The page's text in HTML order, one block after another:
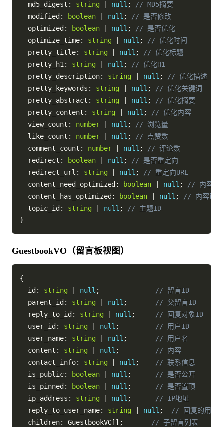
  md5_digest
: string null ;
// MD5摘要
  modified
: boolean null ;
// 是否修改
  optimized
: boolean null ;
// 是否优化
  optimize_time
: string null ;
// 优化时间
  pretty_title
: string null ;
// 优化标题
  pretty_h1
: string null ;
// 优化H1
  pretty_description
: string null ;
// 优化描述
  pretty_keywords
: string null ;
// 优化关键词
  pretty_abstract
: string null ;
// 优化摘要
  pretty_content
: string null ;
// 优化内容
  view_count
: number null ;
// 浏览量
  like_count
: number null ;
// 点赞数
  comment_count
: number null ;
// 评论数
  redirect
: boolean null ;
// 是否重定向
  redirect_url
: string null ;
// 重定向URL
  content_need_optimized
: boolean null ;
// 内容需
  content_has_optimized
: boolean null ;
// 内容已
  topic_id
: string null ;
// 主题ID
}
GuestbookVO（留言板视图）
{
  id
: string null ;
// 留言ID
  parent_id
: string null ;
// 父留言ID
  reply_to_id
: string null ;
// 回复对象ID
  user_id
: string null ;
// 用户ID
  user_name
: string null ;
// 用户名
  content
: string null ;
// 内容
  contact_info
: string null ;
// 联系信息
  is_public
: boolean null ;
// 是否公开
  is_pinned
: boolean null ;
// 是否置顶
  ip_address
: string null ;
// IP地址
  reply_to_user_name
: string null ;
// 回复的用户
  children
: GuestbookVO [ ] ;
// 子留言列表